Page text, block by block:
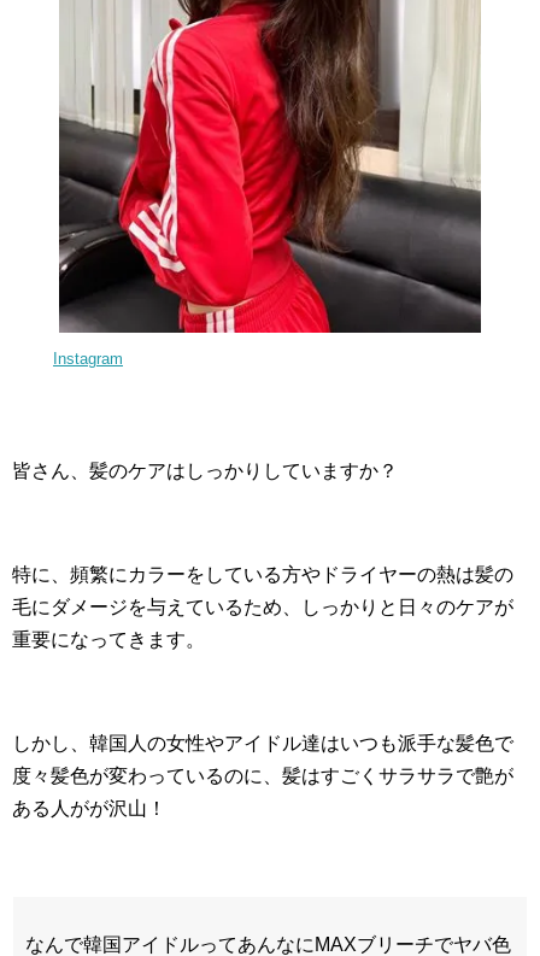
Instagram
皆さん、髪のケアはしっかりしていますか？
特に、頻繁にカラーをしている方やドライヤーの熱は髪の
毛にダメージを与えているため、しっかりと日々のケアが
重要になってきます。
しかし、韓国人の女性やアイドル達はいつも派手な髪色で
度々髪色が変わっているのに、髪はすごくサラサラで艶が
ある人がが沢山！
なんで韓国アイドルってあんなにMAXブリーチでヤバ色